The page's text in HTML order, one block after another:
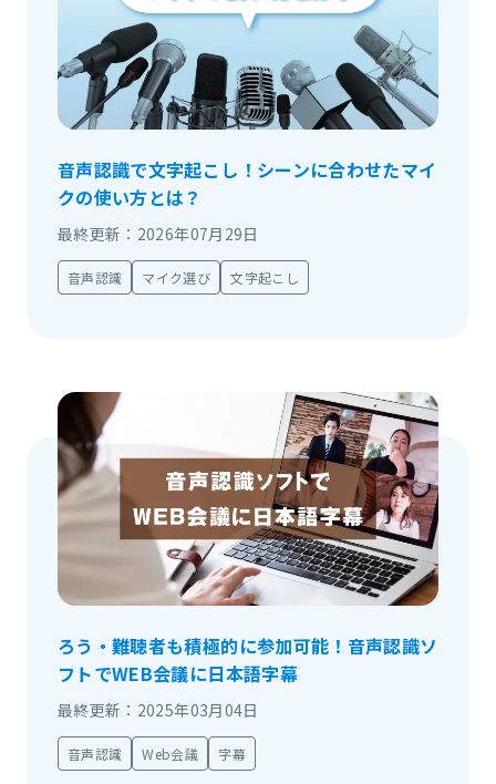
音声認識で文字起こし！シーンに合わせたマイ
クの使い方とは？
最終更新：2026年07月29日
音声認識 マイク選び 文字起こし
ろう・難聴者も積極的に参加可能！音声認識ソ
フトでWEB会議に日本語字幕
最終更新：2025年03月04日
音声認識 Web会議 字幕